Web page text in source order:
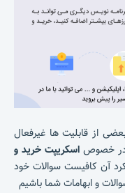
از قابلیت ها غیرفعال
در خصوصاسکریپت خرید و
آن کافیست سوالات خود
و ابهامات شما باشیم